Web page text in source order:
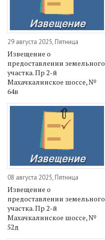
29 августа 2025, Пятница
Извещение о
предоставлении земельного
участка. Пр 2-й
Махачкалинское шоссе, №
64в
08 августа 2025, Пятница
Извещение о
предоставлении земельного
участка. Пр 2-й
Махачкалинское шоссе, №
52д